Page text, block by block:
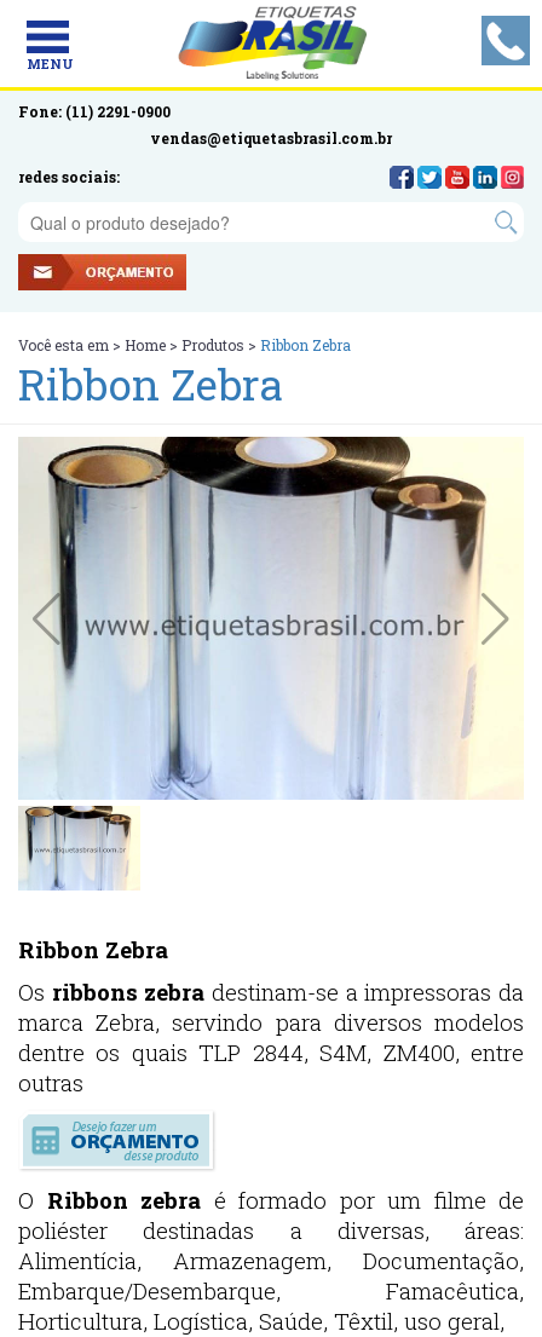
MENU
Fone: (11) 2291-0900
vendas@etiquetasbrasil.com.br
redes sociais:
Você esta em > Home > Produtos > Ribbon Zebra
Ribbon Zebra
Ribbon Zebra
Os ribbons zebra destinam-se a impressoras da
marca Zebra, servindo para diversos modelos
dentre os quais TLP 2844, S4M, ZM400, entre
outras
O Ribbon zebra é formado por um filme de
poliéster destinadas a diversas, áreas:
Alimentícia, Armazenagem, Documentação,
Embarque/Desembarque, Famacêutica,
Horticultura, Logística, Saúde, Têxtil, uso geral,